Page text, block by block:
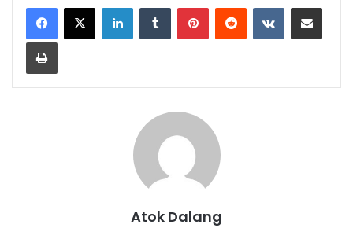
LinkedInTumblr PinterestReddit VKontakteShare via Email
Print
Atok Dalang